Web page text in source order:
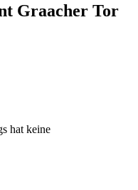
Graacher Tor
hat keine